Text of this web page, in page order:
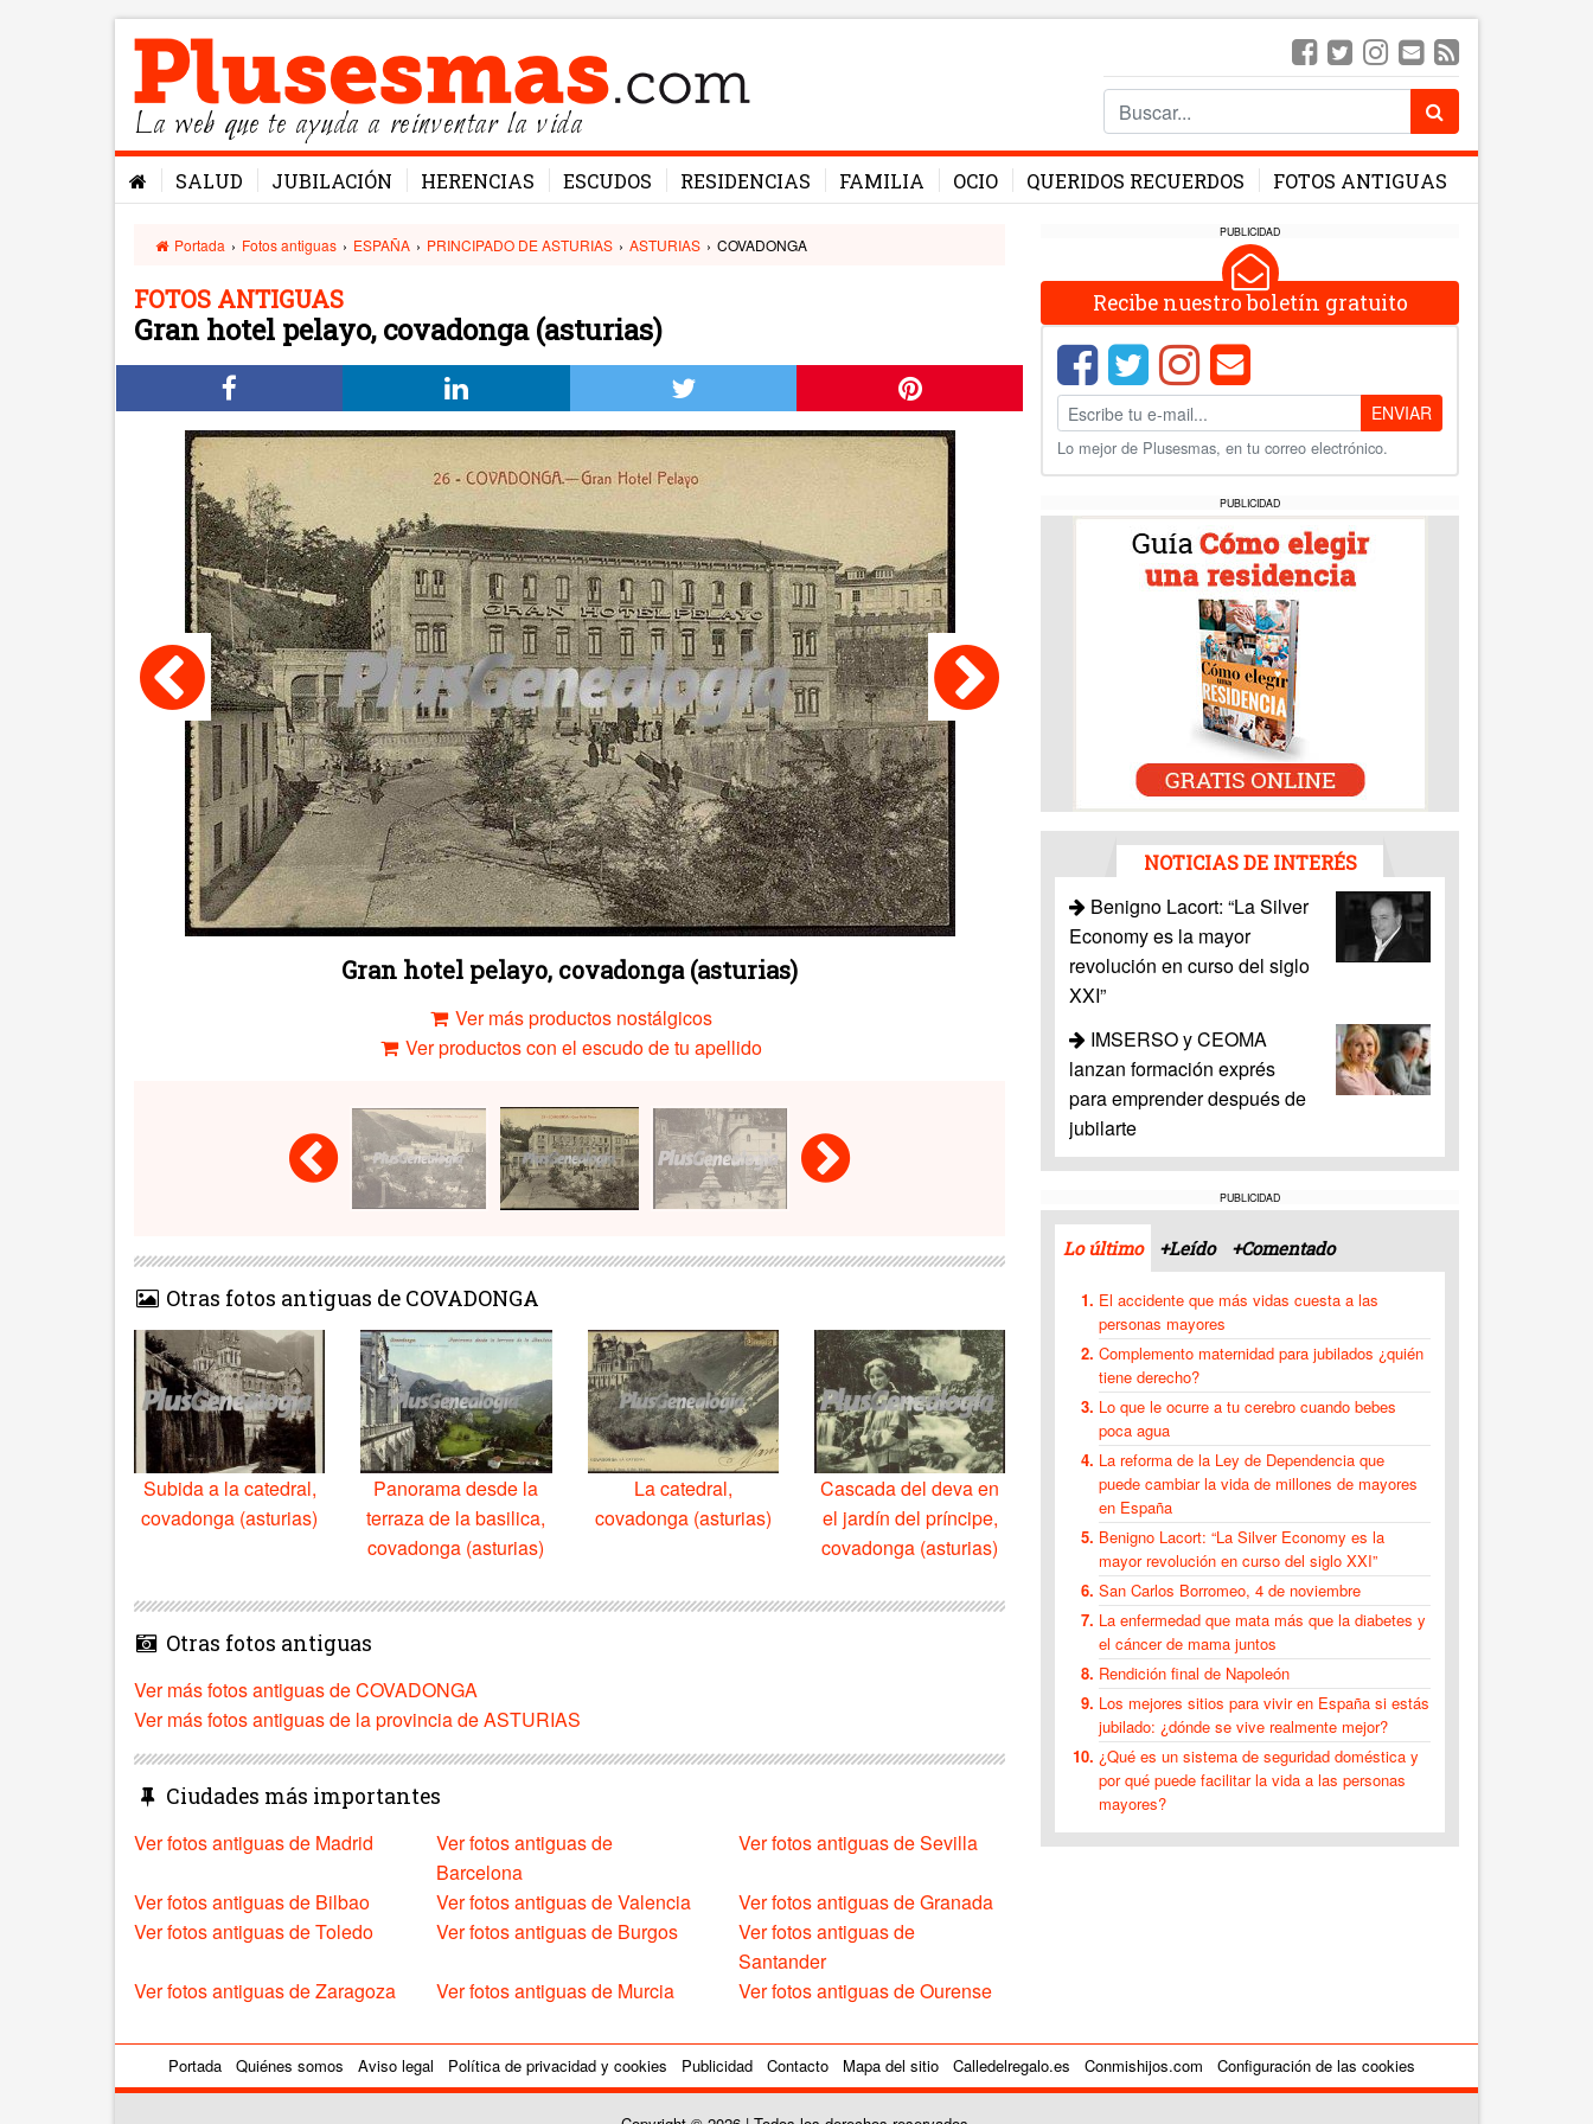
La web que te ayuda a reinventar la vida
SALUD JUBILACIÓN HERENCIAS ESCUDOS RESIDENCIAS FAMILIA OCIO QUERIDOS RECUERDOS FOTOS ANTIGUAS
Portada › Fotos antiguas › ESPAÑA › PRINCIPADO DE ASTURIAS › ASTURIAS › COVADONGA
FOTOS ANTIGUAS
Gran hotel pelayo, covadonga (asturias)
Gran hotel pelayo, covadonga (asturias)
Ver más productos nostálgicos
Ver productos con el escudo de tu apellido
Otras fotos antiguas de COVADONGA
Subida a la catedral,
covadonga (asturias)
Panorama desde la
terraza de la basilica,
covadonga (asturias)
La catedral,
covadonga (asturias)
Cascada del deva en
el jardín del príncipe,
covadonga (asturias)
Otras fotos antiguas
Ver más fotos antiguas de COVADONGA
Ver más fotos antiguas de la provincia de ASTURIAS
Ciudades más importantes
Ver fotos antiguas de Madrid
Ver fotos antiguas de
Barcelona
Ver fotos antiguas de Sevilla
Ver fotos antiguas de Bilbao Ver fotos antiguas de Valencia
Ver fotos antiguas de Granada
Ver fotos antiguas de Toledo
Ver fotos antiguas de Burgos
Ver fotos antiguas de
Santander
Ver fotos antiguas de Zaragoza
Ver fotos antiguas de Murcia Ver fotos antiguas de Ourense
PUBLICIDAD
Recibe nuestro boletín gratuito
ENVIAR
Lo mejor de Plusesmas, en tu correo electrónico.
PUBLICIDAD
NOTICIAS DE INTERÉS
Benigno Lacort: “La Silver
Economy es la mayor
revolución en curso del siglo
XXI”
IMSERSO y CEOMA
lanzan formación exprés
para emprender después de
jubilarte
PUBLICIDAD
Lo último +Leído +Comentado
El accidente que más vidas cuesta a las
personas mayores
Complemento maternidad para jubilados ¿quién
tiene derecho?
Lo que le ocurre a tu cerebro cuando bebes
poca agua
La reforma de la Ley de Dependencia que
puede cambiar la vida de millones de mayores
en España
Benigno Lacort: “La Silver Economy es la
mayor revolución en curso del siglo XXI”
San Carlos Borromeo, 4 de noviembre
La enfermedad que mata más que la diabetes y
el cáncer de mama juntos
Rendición final de Napoleón
Los mejores sitios para vivir en España si estás
jubilado: ¿dónde se vive realmente mejor?
¿Qué es un sistema de seguridad doméstica y
por qué puede facilitar la vida a las personas
mayores?
Portada Quiénes somos Aviso legal Política de privacidad y cookies Publicidad Contacto Mapa del sitio Calledelregalo.es Conmishijos.com Configuración de las cookies